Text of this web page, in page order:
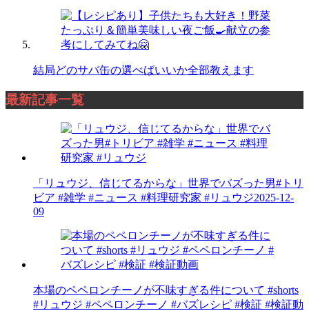
結局どのサバ缶の選べばいいか全部教えます
最新記事一覧
「リュウジ、信じてるからな」世界でバズった男#トリ
ビア #雑学 #ニュース #料理研究家 #リュウジ2025-12-
09
本場のペペロンチーノが不味すぎる件について #shorts
#リュウジ #ペペロンチーノ #バズレシピ #検証 #検証動